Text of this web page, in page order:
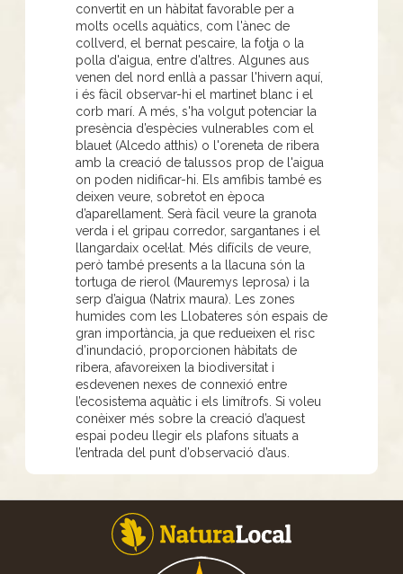
convertit en un hàbitat favorable per a
molts ocells aquàtics, com l'ànec de
collverd, el bernat pescaire, la fotja o la
polla d'aigua, entre d'altres. Algunes aus
venen del nord enllà a passar l'hivern aquí,
i és fàcil observar-hi el martinet blanc i el
corb marí. A més, s'ha volgut potenciar la
presència d’espècies vulnerables com el
blauet (Alcedo atthis) o l'oreneta de ribera
amb la creació de talussos prop de l'aigua
on poden nidificar-hi. Els amfibis també es
deixen veure, sobretot en època
d’aparellament. Serà fàcil veure la granota
verda i el gripau corredor, sargantanes i el
llangardaix ocel·lat. Més difícils de veure,
però també presents a la llacuna són la
tortuga de rierol (Mauremys leprosa) i la
serp d’aigua (Natrix maura). Les zones
humides com les Llobateres són espais de
gran importància, ja que redueixen el risc
d’inundació, proporcionen hàbitats de
ribera, afavoreixen la biodiversitat i
esdevenen nexes de connexió entre
l’ecosistema aquàtic i els limítrofs. Si voleu
conèixer més sobre la creació d’aquest
espai podeu llegir els plafons situats a
l’entrada del punt d’observació d’aus.